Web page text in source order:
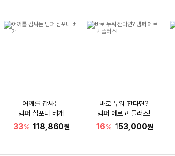
어깨를 감싸는
템퍼 심포니 베개
33% 118,860원
바로 누워 잔다면?
템퍼 에르고 플러스!
16% 153,000원